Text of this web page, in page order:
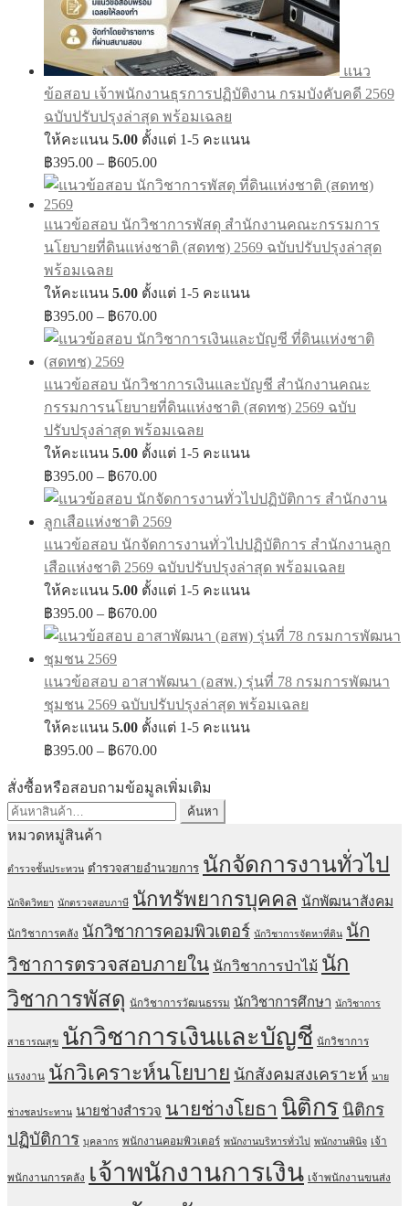
แนว
ข้อสอบ เจ้าพนักงานธุรการปฏิบัติงาน กรมบังคับคดี 2569
ฉบับปรับปรุงล่าสุด พร้อมเฉลย
ให้คะแนน 5.00 ตั้งแต่ 1-5 คะแนน
฿395.00 – ฿605.00Price
฿395.00
฿605.00
แนวข้อสอบ นักวิชาการพัสดุ สำนักงานคณะกรรมการ
นโยบายที่ดินแห่งชาติ (สดทช) 2569 ฉบับปรับปรุงล่าสุด
พร้อมเฉลย
ให้คะแนน 5.00 ตั้งแต่ 1-5 คะแนน
฿395.00 – ฿670.00Price
฿395.00
฿670.00
แนวข้อสอบ นักวิชาการเงินและบัญชี สำนักงานคณะ
กรรมการนโยบายที่ดินแห่งชาติ (สดทช) 2569 ฉบับ
ปรับปรุงล่าสุด พร้อมเฉลย
ให้คะแนน 5.00 ตั้งแต่ 1-5 คะแนน
฿395.00 – ฿670.00Price
฿395.00
through
฿670.00
แนวข้อสอบ นักจัดการงานทั่วไปปฏิบัติการ สำนักงานลูก
เสือแห่งชาติ 2569 ฉบับปรับปรุงล่าสุด พร้อมเฉลย
ให้คะแนน 5.00 ตั้งแต่ 1-5 คะแนน
฿395.00 – ฿670.00Price
฿395.00
฿670.00
แนวข้อสอบ อาสาพัฒนา (อสพ.) รุ่นที่ 78 กรมการพัฒนา
ชุมชน 2569 ฉบับปรับปรุงล่าสุด พร้อมเฉลย
ให้คะแนน 5.00 ตั้งแต่ 1-5 คะแนน
฿395.00 – ฿670.00Price
฿395.00
through
฿670.00
สั่งซื้อหรือสอบถามข้อมูลเพิ่มเติม
ค้นหา:
ค้นหา
หมวดหมู่สินค้า
ตำรวจชั้นประทวน ตำรวจสายอำนวยการ นักจัดการงานทั่วไป
นักจิตวิทยา นักตรวจสอบภาษี นักทรัพยากรบุคคล นักพัฒนาสังคม
นักวิชาการคลัง นักวิชาการคอมพิวเตอร์ นักวิชาการจัดหาที่ดิน นัก
วิชาการตรวจสอบภายใน นักวิชาการป่าไม้ นัก
วิชาการพัสดุ นักวิชาการวัฒนธรรม นักวิชาการศึกษา นักวิชาการ
สาธารณสุข นักวิชาการเงินและบัญชี นักวิชาการ
แรงงาน นักวิเคราะห์นโยบาย นักสังคมสงเคราะห์ นาย
ช่างชลประทาน นายช่างสำรวจ นายช่างโยธา นิติกร นิติกร
ปฏิบัติการ บุคลากร พนักงานคอมพิวเตอร์ พนักงานบริหารทั่วไป พนักงานพินิจ เจ้า
พนักงานการคลัง เจ้าพนักงานการเงิน เจ้าพนักงานขนส่ง